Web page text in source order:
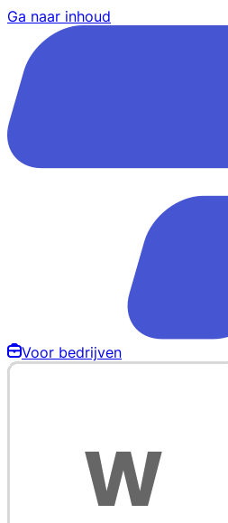
Ga naar inhoud
Voor bedrijven